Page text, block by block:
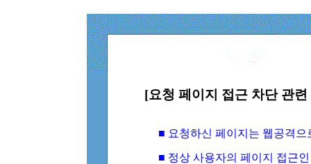
[요청 페이지 접근 차단 관
■ 요청하신 페이지는 웹공격
■ 정상 사용자의 페이지 접근